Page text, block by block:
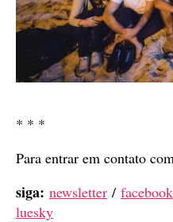
* * *
Para entrar em contato
siga: newsletter / facebook
luesky